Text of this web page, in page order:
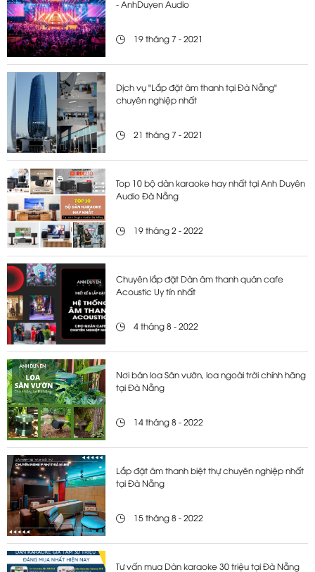
- AnhDuyen Audio
19 tháng 7 - 2021
Dịch vụ "Lắp đặt âm thanh tại Đà Nẵng"
chuyên nghiệp nhất
21 tháng 7 - 2021
Top 10 bộ dàn karaoke hay nhất tại Anh Duyên
Audio Đà Nẵng
19 tháng 2 - 2022
Chuyên lắp đặt Dàn âm thanh quán cafe
Acoustic Uy tín nhất
4 tháng 8 - 2022
Nơi bán loa Sân vườn, loa ngoài trời chính hãng
tại Đà Nẵng
14 tháng 8 - 2022
Lắp đặt âm thanh biệt thự chuyên nghiệp nhất
tại Đà Nẵng
15 tháng 8 - 2022
Tư vấn mua Dàn karaoke 30 triệu tại Đà Nẵng